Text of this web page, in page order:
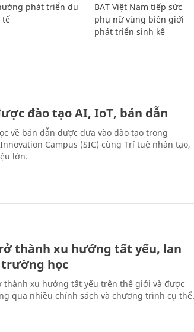
phát triển du
tế
BAT Việt Nam tiếp sức
phụ nữ vùng biên giới
phát triển sinh kế
đào tạo AI, IoT, bán dẫn
về bán dẫn được đưa vào đào tạo trong
Campus (SIC) cùng Trí tuệ nhân tạo,
lớn.
thành xu hướng tất yếu, lan
học
thành xu hướng tất yếu trên thế giới và được
qua nhiều chính sách và chương trình cụ thể.